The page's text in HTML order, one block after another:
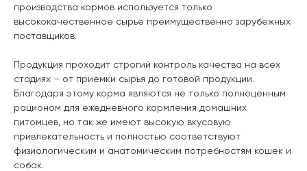
производства кормов используется только
высококачественное сырье преимущественно зарубежных
поставщиков.
Продукция проходит строгий контроль качества на всех
стадиях – от приемки сырья до готовой продукции.
Благодаря этому корма являются не только полноценным
рационом для ежедневного кормления домашних
питомцев, но так же имеют высокую вкусовую
привлекательность и полностью соответствуют
физиологическим и анатомическим потребностям кошек и
собак.